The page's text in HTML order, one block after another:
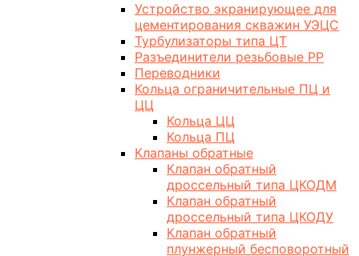
Устройство экранирующее для
цементирования скважин УЭЦС
Турбулизаторы типа ЦТ
Разъединители резьбовые РР
Переводники
Кольца ограничительные ПЦ и
ЦЦ
Кольца ЦЦ
Кольца ПЦ
Клапаны обратные
Клапан обратный
дроссельный типа ЦКОДМ
Клапан обратный
дроссельный типа ЦКОДУ
Клапан обратный
плунжерный бесповоротный